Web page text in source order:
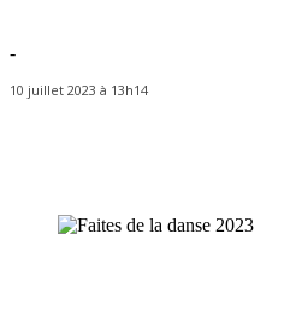
-
10 juillet 2023 à 13h14